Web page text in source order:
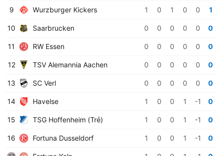
9 Wurzburger Kickers 1 0 1 0 0 1
10 Saarbrucken 0 0 0 0 0 0
11 RW Essen 0 0 0 0 0 0
12 TSV Alemannia Aachen 0 0 0 0 0 0
13 SC Verl 0 0 0 0 0 0
14 Havelse 1 0 0 1 -1 0
15 TSG Hoffenheim (Trẻ) 1 0 0 1 -1 0
16 Fortuna Dusseldorf 1 0 0 1 -1 0